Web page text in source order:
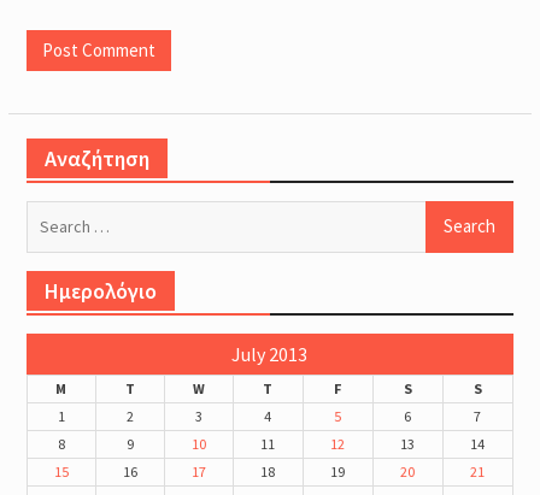
Αναζήτηση
Ημερολόγιο
July 2013
M T W T F S
S
1
2 3 4 5 6
7
8
9 10 11 12 13
14
15
16 17 18 19 20
21